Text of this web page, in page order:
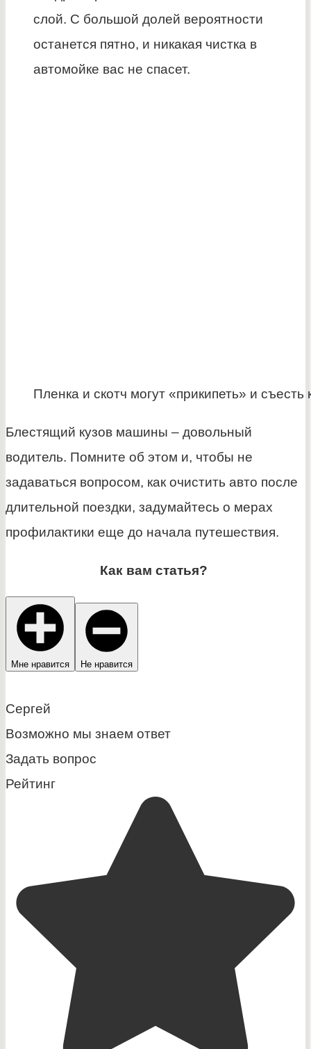
слой. С большой долей вероятности
останется пятно, и никакая чистка в
автомойке вас не спасет.
Пленка и скотч могут «прикипеть» и съесть
Блестящий кузов машины – довольный
водитель. Помните об этом и, чтобы не
задаваться вопросом, как очистить авто после
длительной поездки, задумайтесь о мерах
профилактики еще до начала путешествия.
Как вам статья?
Мне нравится Не нравится
Сергей
Возможно мы знаем ответ
Задать вопрос
Рейтинг